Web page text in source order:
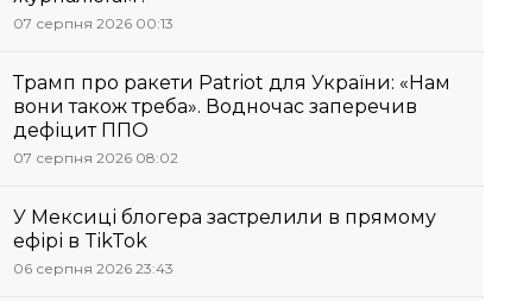
07 серпня 2026 00:13
Трамп про ракети Patriot для України: «Нам
вони також треба». Водночас заперечив
дефіцит ППО
07 серпня 2026 08:02
У Мексиці блогера застрелили в прямому
ефірі в TikTok
06 серпня 2026 23:43